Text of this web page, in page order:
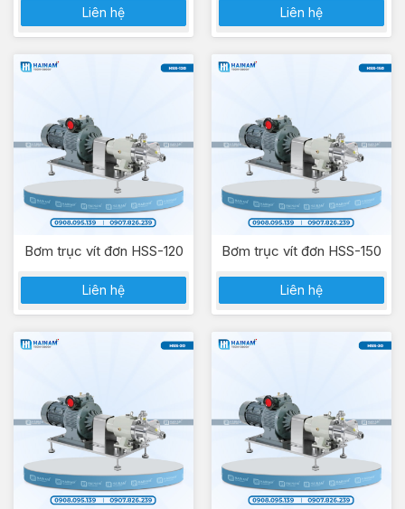
Liên hệ Liên hệ
Bơm trục vít đơn HSS-120
Liên hệ
Bơm trục vít đơn HSS-150
Liên hệ